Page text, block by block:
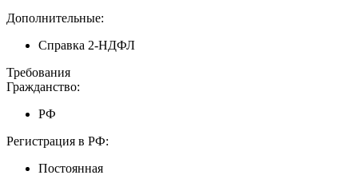
Дополнительные:
Справка 2-НДФЛ
Требования
Гражданство:
РФ
Регистрация в РФ:
Постоянная